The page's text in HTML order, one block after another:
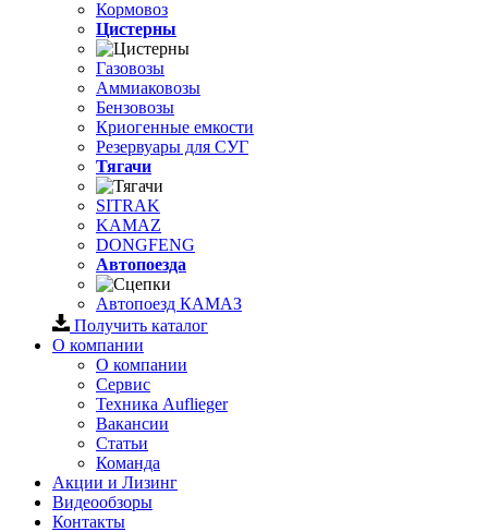
Кормовоз
Цистерны
Газовозы
Аммиаковозы
Бензовозы
Криогенные емкости
Резервуары для СУГ
Тягачи
SITRAK
KAMAZ
DONGFENG
Автопоезда
Автопоезд КАМАЗ
Получить каталог
О компании
О компании
Сервис
Техника Auflieger
Вакансии
Статьи
Команда
Акции и Лизинг
Видеообзоры
Контакты